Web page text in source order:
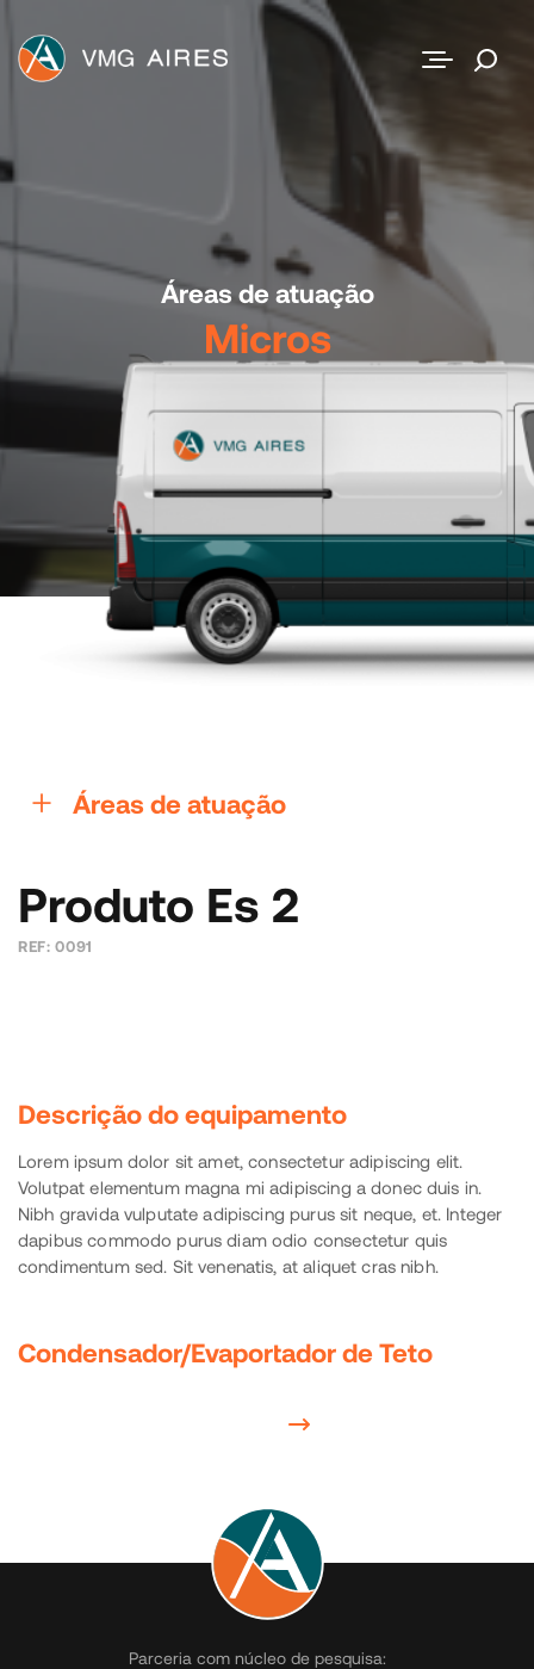
Contato
Áreas de atuação
Micros
Áreas de atuação
Produto Es 2
REF: 0091
Descrição do equipamento
Lorem ipsum dolor sit amet, consectetur adipiscing elit.
Volutpat elementum magna mi adipiscing a donec duis in.
Nibh gravida vulputate adipiscing purus sit neque, et. Integer
dapibus commodo purus diam odio consectetur quis
condimentum sed. Sit venenatis, at aliquet cras nibh.
Condensador/Evaportador de Teto
Parceria com núcleo de pesquisa: